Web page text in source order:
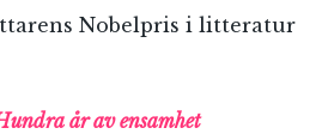
Nobelpris i litteratur
år av ensamhet